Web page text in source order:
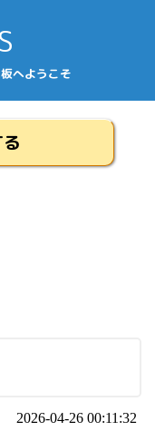
へようこそ
2026-04-26 00:11:32